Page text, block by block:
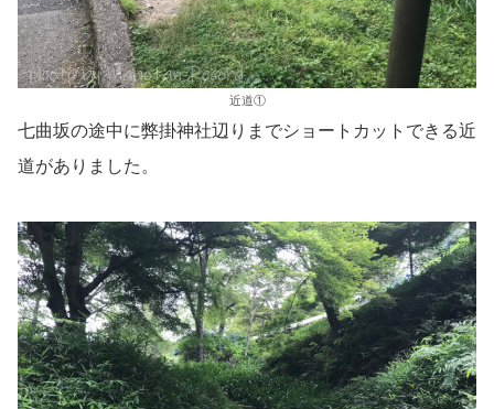
近道①
七曲坂の途中に弊掛神社辺りまでショートカットできる近
道がありました。